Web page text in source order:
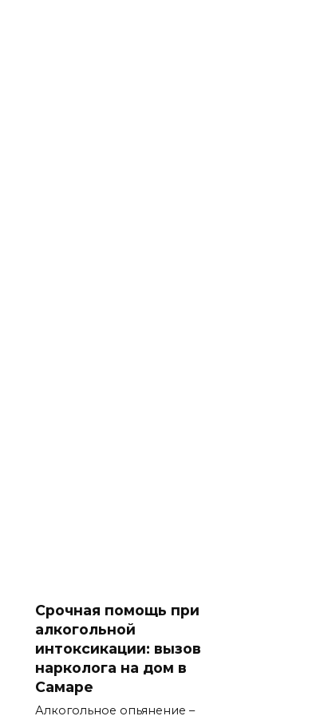
Срочная помощь при
алкогольной
интоксикации: вызов
нарколога на дом в
Самаре
Алкогольное опьянение –